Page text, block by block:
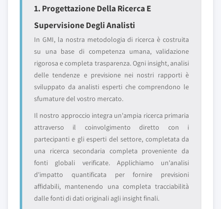
1. Progettazione Della Ricerca E
Supervisione Degli Analisti
In GMI, la nostra metodologia di ricerca è costruita
su una base di competenza umana, validazione
rigorosa e completa trasparenza. Ogni insight, analisi
delle tendenze e previsione nei nostri rapporti è
sviluppato da analisti esperti che comprendono le
sfumature del vostro mercato.
Il nostro approccio integra un'ampia ricerca primaria
attraverso il coinvolgimento diretto con i
partecipanti e gli esperti del settore, completata da
una ricerca secondaria completa proveniente da
fonti globali verificate. Applichiamo un'analisi
d'impatto quantificata per fornire previsioni
affidabili, mantenendo una completa tracciabilità
dalle fonti di dati originali agli insight finali.